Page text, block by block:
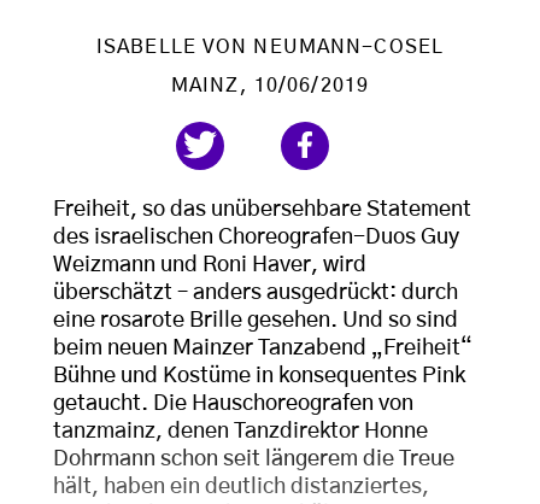
ISABELLE VON NEUMANN-COSEL
MAINZ , 10/06/2019
Freiheit, so das unübersehbare Statement
des israelischen Choreografen-Duos Guy
Weizmann und Roni Haver, wird
überschätzt – anders ausgedrückt: durch
eine rosarote Brille gesehen. Und so sind
beim neuen Mainzer Tanzabend „Freiheit“
Bühne und Kostüme in konsequentes Pink
getaucht. Die Hauschoreografen von
tanzmainz, denen Tanzdirektor Honne
Dohrmann schon seit längerem die Treue
hält, haben ein deutlich distanziertes,